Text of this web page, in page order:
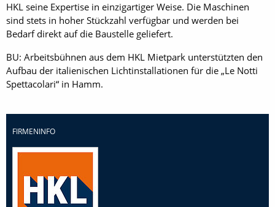
HKL seine Expertise in einzigartiger Weise. Die Maschinen
sind stets in hoher Stückzahl verfügbar und werden bei
Bedarf direkt auf die Baustelle geliefert.
BU: Arbeitsbühnen aus dem HKL Mietpark unterstützten den
Aufbau der italienischen Lichtinstallationen für die „Le Notti
Spettacolari“ in Hamm.
FIRMENINFO